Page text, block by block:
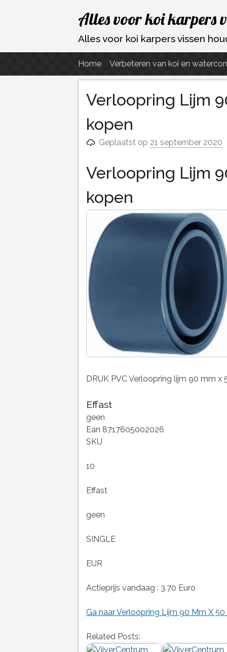
Ga
naar
de
Alles voor koi karpers
Alles voor koi karpers vissen
Home Verbeteren van koi en
Verloopring Lijm
kopen
Geplaatst op 21 september 2020
Verloopring Lijm
kopen
DRUK PVC Verloopring lijm 90 mm x
Effast
geen
Ean 8717605002026
SKU
10
Effast
geen
SINGLE
EUR
Actieprijs vandaag : 3.70 Euro
Ga naar Verloopring Lijm 90 Mm X
Related Posts: